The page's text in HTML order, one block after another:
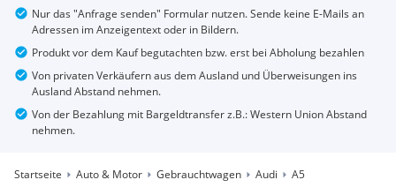
Nur das "Anfrage senden" Formular nutzen. Sende keine E-Mails an
Adressen im Anzeigentext oder in Bildern.
Produkt vor dem Kauf begutachten bzw. erst bei Abholung bezahlen
Von privaten Verkäufern aus dem Ausland und Überweisungen ins
Ausland Abstand nehmen.
Von der Bezahlung mit Bargeldtransfer z.B.: Western Union Abstand
nehmen.
Startseite Auto & Motor Gebrauchtwagen Audi A5